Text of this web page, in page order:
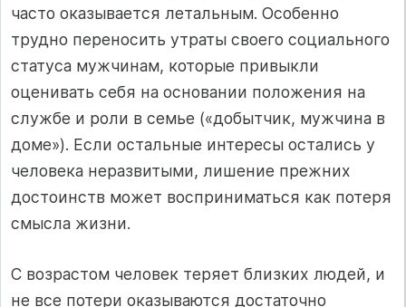
часто оказывается летальным. Особенно
трудно переносить утраты своего социального
статуса мужчинам, которые привыкли
оценивать себя на основании положения на
службе и роли в семье («добытчик, мужчина в
доме»). Если остальные интересы остались у
человека неразвитыми, лишение прежних
достоинств может восприниматься как потеря
смысла жизни.
С возрастом человек теряет близких людей, и
не все потери оказываются достаточно